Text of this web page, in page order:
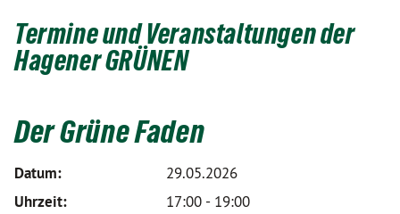
Termine und Veranstaltungen der
Hagener GRÜNEN
Der Grüne Faden
Datum:
29.05.2026
Uhrzeit:
17:00 - 19:00